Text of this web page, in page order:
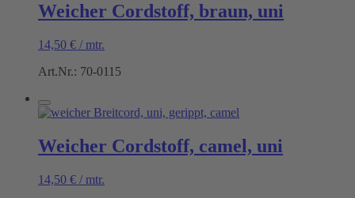
Weicher Cordstoff, braun, uni
14,50 € / mtr.
Art.Nr.: 70-0115
Weicher Cordstoff, camel, uni
14,50 € / mtr.